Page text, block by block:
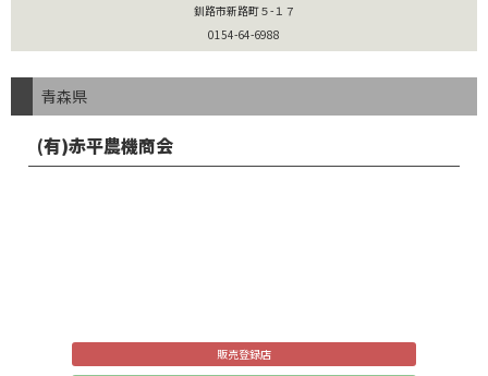
釧路市新路町５-１７
0154-64-6988
青森県
(有)赤平農機商会
販売登録店